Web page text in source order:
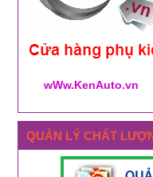
wWw.KenAuto.vn
QUẢN LÝ CHẤT